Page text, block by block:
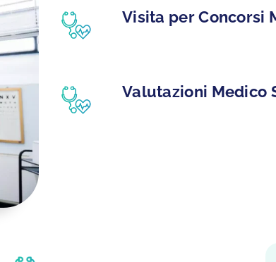
Visita per Concorsi
Valutazioni Medico